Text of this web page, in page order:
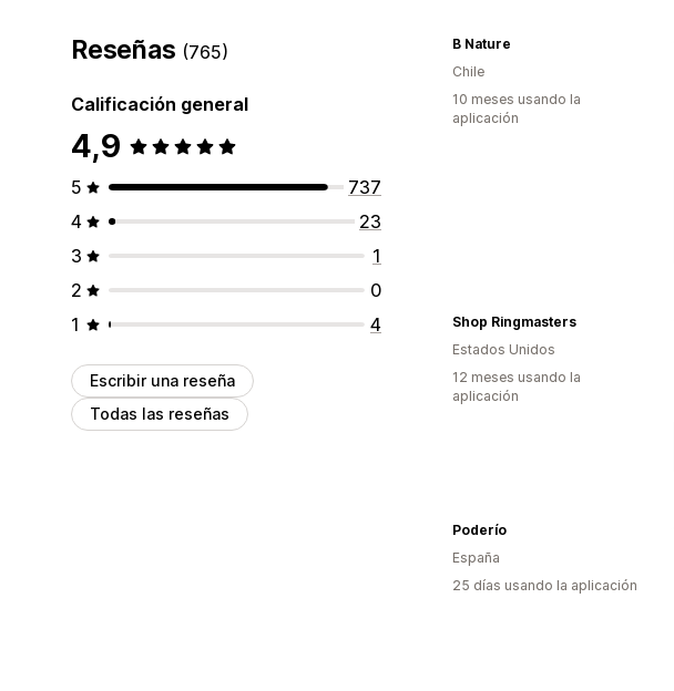
Reseñas (765)
Calificación general
4,9
5
737
4
23
3
1
2
0
1
4
Escribir una reseña
Todas las reseñas
B Nature
Chile
10 meses usando la
aplicación
Shop Ringmasters
Estados Unidos
12 meses usando la
aplicación
Poderío
España
25 días usando la aplicación